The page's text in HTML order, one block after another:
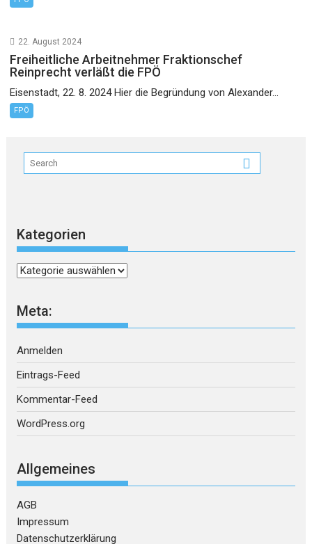
22. August 2024
Freiheitliche Arbeitnehmer Fraktionschef
Reinprecht verläßt die FPÖ
Eisenstadt, 22. 8. 2024 Hier die Begründung von Alexander...
FPÖ
Kategorien
Kategorien
Meta:
Anmelden
Eintrags-Feed
Kommentar-Feed
WordPress.org
Allgemeines
AGB
Impressum
Datenschutzerklärung